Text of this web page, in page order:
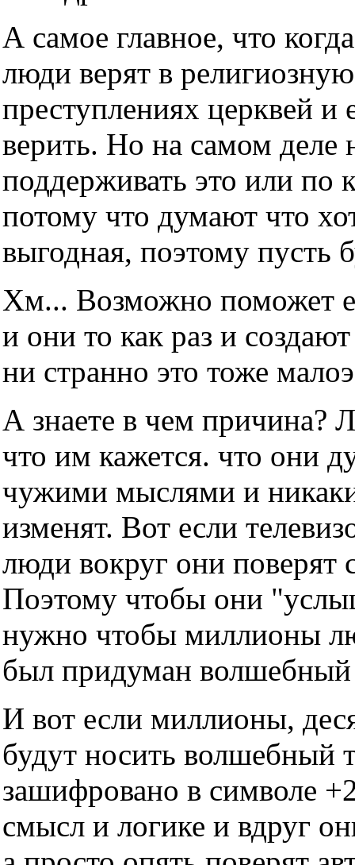
А самое главное, что
люди верят в
преступлениях церквей и
верить. Но на самом деле
поддерживать это или по
потому что думают что
выгодная, поэтому пусть
Хм... Возможно поможет
и они то как раз и
ни странно это тоже
А знаете в чем причина?
что им кажется. что они
чужими мыслями и
изменят. Вот если
люди вокруг они поверят
Поэтому чтобы они
нужно чтобы миллионы
был придуман волшебный
И вот если миллионы,
будут носить волшебный
зашифровано в символе
смысл и логике и вдруг